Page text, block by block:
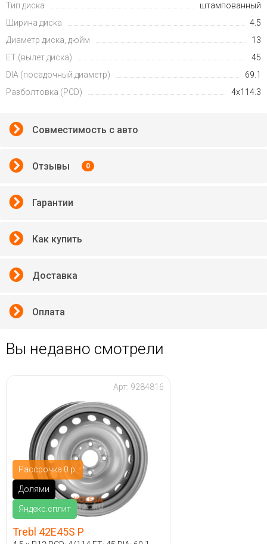
Тип диска
штампованный
Ширина диска
4.5
Диаметр диска, дюйм
13
ET (вылет диска)
45
DIA (посадочный диаметр)
69.1
Разболтовка (PCD)
4x114.3
Совместимость с авто
Отзывы 0
Гарантии
Как купить
Доставка
Оплата
Вы недавно смотрели
Рассрочка 0 р.
Долями
Яндекс.сплит
Арт: 9284816
Trebl 42E45S P